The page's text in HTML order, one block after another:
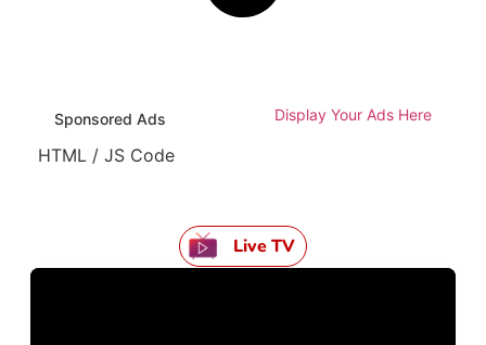
Sponsored Ads Display Your Ads Here
HTML / JS Code
Live TV